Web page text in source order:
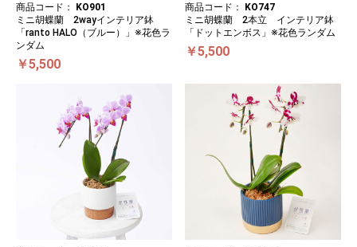
商品コード： KO901
ミニ胡蝶蘭 2wayインテリア鉢
「ranto HALO（ブルー）」※花色ラ
ンダム
￥5,500
商品コード： KO747
ミニ胡蝶蘭 2本立 インテリア鉢
「ドットエンボス」※花色ランダム
￥5,500